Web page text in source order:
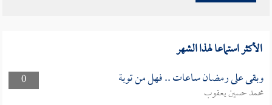
الأكثر استماعا لهذا الشهر
0 وبقى على رمضان ساعات .. فهل من توبة
محمد حسين يعقوب